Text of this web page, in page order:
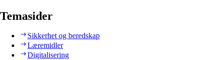
Temasider
Sikkerhet og beredskap
Læremidler
Digitalisering